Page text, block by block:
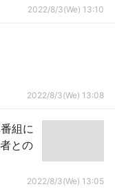
2022/8/3(We) 13:10
2022/8/3(We) 13:08
組に
との
2022/8/3(We) 13:05